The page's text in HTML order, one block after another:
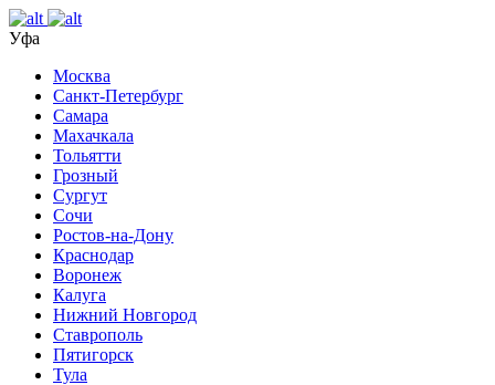
Уфа
Москва
Санкт-Петербург
Самара
Махачкала
Тольятти
Грозный
Сургут
Сочи
Ростов-на-Дону
Краснодар
Воронеж
Калуга
Нижний Новгород
Ставрополь
Пятигорск
Тула